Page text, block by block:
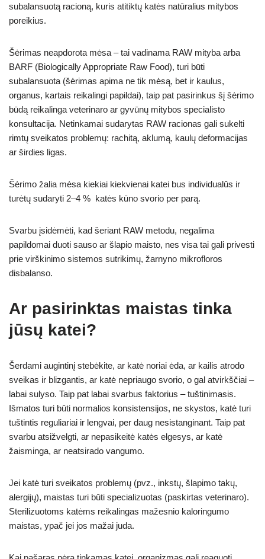
subalansuotą racioną, kuris atitiktų katės natūralius mitybos
poreikius.
Šėrimas neapdorota mėsa – tai vadinama RAW mityba arba
BARF (Biologically Appropriate Raw Food), turi būti
subalansuota (šėrimas apima ne tik mėsą, bet ir kaulus,
organus, kartais reikalingi papildai), taip pat pasirinkus šį šėrimo
būdą reikalinga veterinaro ar gyvūnų mitybos specialisto
konsultacija. Netinkamai sudarytas RAW racionas gali sukelti
rimtų sveikatos problemų: rachitą, aklumą, kaulų deformacijas
ar širdies ligas.
Šėrimo žalia mėsa kiekiai kiekvienai katei bus individualūs ir
turėtų sudaryti 2–4 % katės kūno svorio per parą.
Svarbu įsidėmėti, kad šeriant RAW metodu, negalima
papildomai duoti sauso ar šlapio maisto, nes visa tai gali privesti
prie virškinimo sistemos sutrikimų, žarnyno mikrofloros
disbalanso.
Ar pasirinktas maistas tinka
jūsų katei?
Šerdami augintinį stebėkite, ar katė noriai ėda, ar kailis atrodo
sveikas ir blizgantis, ar katė nepriaugo svorio, o gal atvirkščiai –
labai sulyso. Taip pat labai svarbus faktorius – tuštinimasis.
Išmatos turi būti normalios konsistensijos, ne skystos, katė turi
tuštintis reguliariai ir lengvai, per daug nesistanginant. Taip pat
svarbu atsižvelgti, ar nepasikeitė katės elgesys, ar katė
žaisminga, ar neatsirado vangumo.
Jei katė turi sveikatos problemų (pvz., inkstų, šlapimo takų,
alergijų), maistas turi būti specializuotas (paskirtas veterinaro).
Sterilizuotoms katėms reikalingas mažesnio kaloringumo
maistas, ypač jei jos mažai juda.